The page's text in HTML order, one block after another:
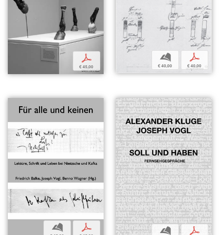
p
€ 45,00
b
€ 40,00
p
€ 40,00
b p b p